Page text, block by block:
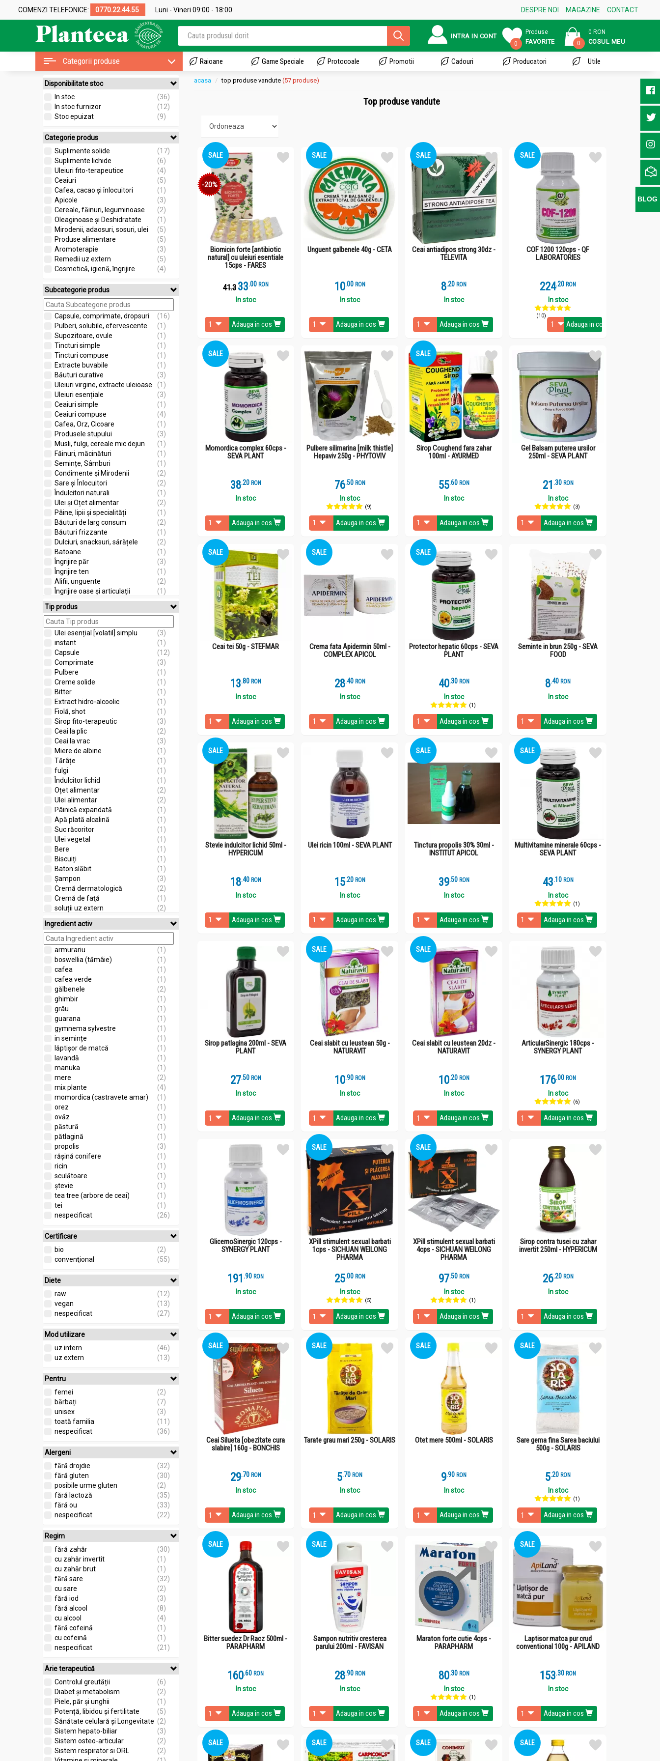
COMENZI TELEFONICE: 0770.22.44.55 Luni - Vineri 09:00 - 18:00 DESPRE NOI MAGAZINE CONTACT
INTRA IN CONT
0
Produse
FAVORITE 0
0 RON
COSUL MEU
Categorii produse Raioane Game Speciale Protocoale Promotii Cadouri Producatori Utile
Disponibilitate stoc
In stoc
(36)
In stoc furnizor
(12)
Stoc epuizat
(9)
Categorie produs
Suplimente solide
(17)
Suplimente lichide
(6)
Uleiuri fito-terapeutice
(4)
Ceaiuri
(5)
Cafea, cacao și înlocuitori
(1)
Apicole
(3)
Cereale, făinuri, leguminoase
(2)
Oleaginoase și Deshidratate
(1)
Mirodenii, adaosuri, sosuri, ulei
(5)
Produse alimentare
(5)
Aromoterapie
(3)
Remedii uz extern
(5)
Cosmetică, igienă, îngrijire
(4)
Subcategorie produs
Capsule, comprimate, dropsuri
(16)
Pulberi, solubile, efervescente
(1)
Supozitoare, ovule
(1)
Tincturi simple
(1)
Tincturi compuse
(1)
Extracte buvabile
(1)
Băuturi curative
(3)
Uleiuri virgine, extracte uleioase
(1)
Uleiuri esențiale
(3)
Ceaiuri simple
(1)
Ceaiuri compuse
(4)
Cafea, Orz, Cicoare
(1)
Produsele stupului
(3)
Musli, fulgi, cereale mic dejun
(1)
Făinuri, măcinături
(1)
Semințe, Sâmburi
(1)
Condimente și Mirodenii
(2)
Sare și Înlocuitori
(2)
Îndulcitori naturali
(1)
Ulei și Oțet alimentar
(2)
Pâine, lipii și specialități
(1)
Băuturi de larg consum
(2)
Băuturi frizzante
(1)
Dulciuri, snacksuri, sărățele
(2)
Batoane
(1)
Îngrijire păr
(3)
Îngrijire ten
(1)
Alifii, unguente
(2)
Îngrijire oase și articulații
(1)
Stimulare sexuală
(4)
nespecificat
Tip produs
Ulei esențial [volatil] simplu
(3)
instant
(1)
Capsule
(12)
Comprimate
(3)
Pulbere
(1)
Creme solide
(1)
Bitter
(1)
Extract hidro-alcoolic
(1)
Fiolă, shot
(1)
Sirop fito-terapeutic
(3)
Ceai la plic
(2)
Ceai la vrac
(3)
Miere de albine
(1)
Tărâțe
(1)
fulgi
(1)
Îndulcitor lichid
(1)
Oțet alimentar
(2)
Ulei alimentar
(2)
Pâinică expandată
(1)
Apă plată alcalină
(1)
Suc răcoritor
(1)
Ulei vegetal
(1)
Bere
(1)
Biscuiți
(1)
Baton slăbit
(1)
Șampon
(3)
Cremă dermatologică
(2)
Cremă de faţă
(1)
soluții uz extern
(2)
felii
(1)
nespecificat
Ingredient activ
armurariu
(1)
boswellia (tămâie)
(1)
cafea
(1)
cafea verde
(1)
gălbenele
(2)
ghimbir
(1)
grâu
(1)
guarana
(1)
gymnema sylvestre
(1)
in semințe
(1)
lăptișor de matcă
(1)
lavandă
(1)
manuka
(1)
mere
(2)
mix plante
(4)
momordica (castravete amar)
(1)
orez
(1)
ovăz
(1)
păstură
(1)
pătlagină
(1)
propolis
(3)
rășină conifere
(1)
ricin
(1)
sculătoare
(1)
ștevie
(1)
tea tree (arbore de ceai)
(1)
tei
(1)
nespecificat
(26)
Certificare
bio
(2)
convenţional
(55)
Diete
raw
(12)
vegan
(13)
nespecificat
(27)
Mod utilizare
uz intern
(46)
uz extern
(13)
Pentru
femei
(2)
bărbați
(7)
unisex
(3)
toată familia
(11)
nespecificat
(36)
Alergeni
fără drojdie
(32)
fără gluten
(30)
posibile urme gluten
(2)
fără lactoză
(35)
fără ou
(33)
nespecificat
(22)
Regim
fără zahăr
(30)
cu zahăr invertit
(1)
cu zahăr brut
(1)
fără sare
(32)
cu sare
(2)
fără iod
(3)
fără alcool
(8)
cu alcool
(4)
fără cofeină
(1)
cu cofeină
(1)
nespecificat
(21)
Arie terapeutică
Controlul greutății
(6)
Diabet și metabolism
(2)
Piele, păr și unghii
(1)
Potență, libidou și fertilitate
(5)
Sănătate celulară și Longevitate (2)
Sistem hepato-biliar
(3)
Sistem osteo-articular
(2)
Sistem respirator si ORL
(2)
acasa top produse vandute (57 produse)
Top produse vandute
SALE
-20%
Biomicin forte [antibiotic
natural] cu uleiuri esentiale
15cps - FARES
41.3 33.0 RON
In stoc
Adauga in cos
SALE
Unguent galbenele 40g - CETA
10.0 RON
In stoc
Adauga in cos
SALE
Ceai antiadipos strong 30dz -
TELEVITA
8.2 RON
In stoc
Adauga in cos
SALE
COF 1200 120cps - QF
LABORATORIES
224.2 RON
In stoc
(10)
Adauga in cos
SALE
Momordica complex 60cps -
SEVA PLANT
38.2 RON
In stoc
Adauga in cos
Pulbere silimarina [milk thistle]
Hepaviv 250g - PHYTOVIV
76.5 RON
In stoc
(9)
Adauga in cos
SALE
Sirop Coughend fara zahar
100ml - AYURMED
55.6 RON
In stoc
Adauga in cos
Gel Balsam puterea ursilor
250ml - SEVA PLANT
21 .3 RON
In stoc
(3)
Adauga in cos
SALE
Ceai tei 50g - STEFMAR
13.8 RON
In stoc
Adauga in cos
SALE
Crema fata Apidermin 50ml -
COMPLEX APICOL
28.4 RON
In stoc
Adauga in cos
SALE
Protector hepatic 60cps - SEVA
PLANT
40.3 RON
In stoc
(1)
Adauga in cos
Seminte in brun 250g - SEVA
FOOD
8.4 RON
In stoc
Adauga in cos
SALE
Stevie indulcitor lichid 50ml -
HYPERICUM
18.4 RON
In stoc
Adauga in cos
Ulei ricin 100ml - SEVA PLANT
15.2 RON
In stoc
Adauga in cos
SALE
Tinctura propolis 30% 30ml -
INSTITUT APICOL
39.5 RON
In stoc
Adauga in cos
SALE
Multivitamine minerale 60cps -
SEVA PLANT
43.1 RON
In stoc
(1)
Adauga in cos
Sirop patlagina 200ml - SEVA
PLANT
27.5 RON
In stoc
Adauga in cos
SALE
Ceai slabit cu leustean 50g -
NATURAVIT
10.9 RON
In stoc
Adauga in cos
SALE
Ceai slabit cu leustean 20dz -
NATURAVIT
10.2 RON
In stoc
Adauga in cos
ArticularSinergic 180cps -
SYNERGY PLANT
176.0 RON
In stoc
(6)
Adauga in cos
GlicemoSinergic 120cps -
SYNERGY PLANT
191 .9 RON
In stoc
Adauga in cos
SALE
XPill stimulent sexual barbati
1cps - SICHUAN WEILONG
PHARMA
25.0 RON
In stoc
(5)
Adauga in cos
SALE
XPill stimulent sexual barbati
4cps - SICHUAN WEILONG
PHARMA
97.5 RON
In stoc
(1)
Adauga in cos
Sirop contra tusei cu zahar
invertit 250ml - HYPERICUM
26.2 RON
In stoc
Adauga in cos
SALE
Ceai Silueta [obezitate cura
slabire] 160g - BONCHIS
29.7 RON
In stoc
Adauga in cos
SALE
Tarate grau mari 250g - SOLARIS
5.7 RON
In stoc
Adauga in cos
SALE
Otet mere 500ml - SOLARIS
9.9 RON
In stoc
Adauga in cos
SALE
Sare gema fina Sarea baciului
500g - SOLARIS
5.2 RON
In stoc
(1)
Adauga in cos
SALE
Bitter suedez Dr Racz 500ml -
PARAPHARM
160.6 RON
In stoc
Adauga in cos
SALE
Sampon nutritiv cresterea
parului 200ml - FAVISAN
28.9 RON
In stoc
Adauga in cos
Maraton forte cutie 4cps -
PARAPHARM
80.3 RON
In stoc
(1)
Adauga in cos
SALE
Laptisor matca pur crud
conventional 100g - APILAND
153.3 RON
In stoc
Adauga in cos
SALE SALE SALE SALE
BLOG